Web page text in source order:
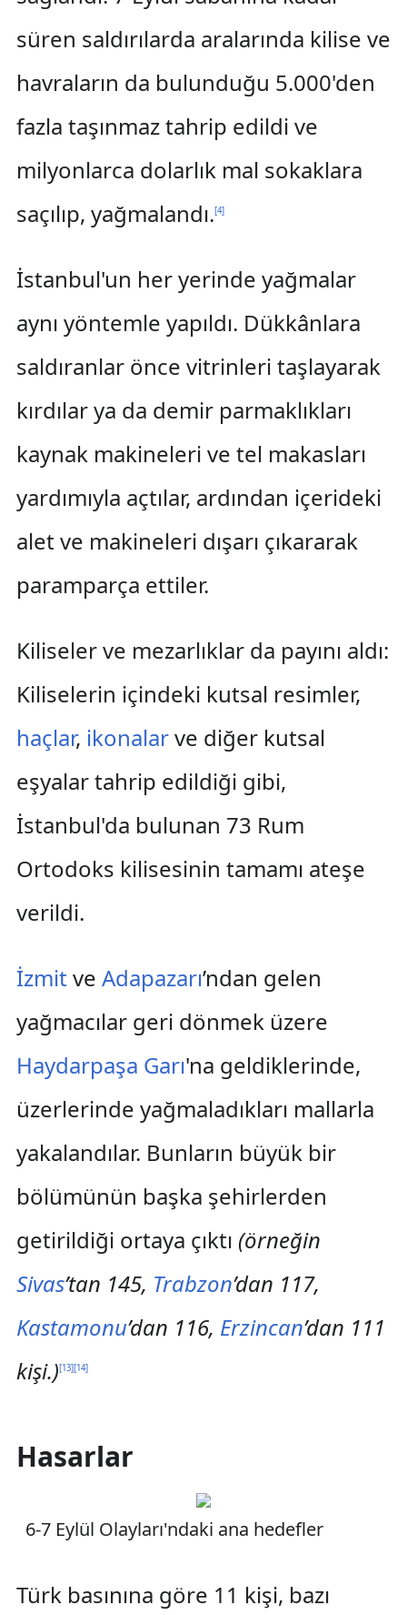
süren saldırılarda aralarında kilise ve
havraların da bulunduğu 5.000'den
fazla taşınmaz tahrip edildi ve
milyonlarca dolarlık mal sokaklara
saçılıp, yağmalandı.[4]
İstanbul'un her yerinde yağmalar
aynı yöntemle yapıldı. Dükkânlara
saldıranlar önce vitrinleri taşlayarak
kırdılar ya da demir parmaklıkları
kaynak makineleri ve tel makasları
yardımıyla açtılar, ardından içerideki
alet ve makineleri dışarı çıkararak
paramparça ettiler.
Kiliseler ve mezarlıklar da payını aldı:
Kiliselerin içindeki kutsal resimler,
haçlar, ikonalarve diğer kutsal
eşyalar tahrip edildiği gibi,
İstanbul'da bulunan 73 Rum
Ortodoks kilisesinin tamamı ateşe
verildi.
İzmitve Adapazarı’ndan gelen
yağmacılar geri dönmek üzere
Haydarpaşa Garı'na geldiklerinde,
üzerlerinde yağmaladıkları mallarla
yakalandılar. Bunların büyük bir
bölümünün başka şehirlerden
getirildiği ortaya çıktı (örneğin
Sivas’tan 145, Trabzon’dan 117,
Kastamonu’dan 116, Erzincan’dan 111
kişi.)[13][14]
Hasarlar
6-7 Eylül Olayları'ndaki ana hedefler
Türk basınına göre 11 kişi, bazı